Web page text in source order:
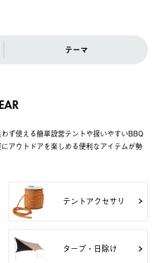
テーマ
ず使える簡単設営テントや扱いやすいBBQ
アウトドアを楽しめる便利なアイテムが勢
テントアクセサリ
タープ・日除け